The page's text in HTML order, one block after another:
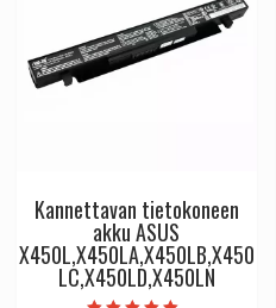
Kannettavan tietokoneen
akku ASUS
X450L,X450LA,X450LB,X450
LC,X450LD,X450LN